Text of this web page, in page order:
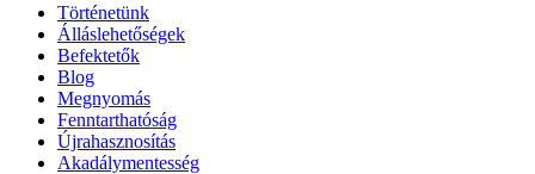
Történetünk
Álláslehetőségek
Befektetők
Blog
Megnyomás
Fenntarthatóság
Újrahasznosítás
Akadálymentesség